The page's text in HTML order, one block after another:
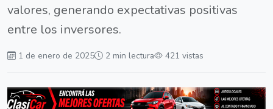
valores, generando expectativas positivas
entre los inversores.
1 de enero de 2025 2 min lectura 421 vistas